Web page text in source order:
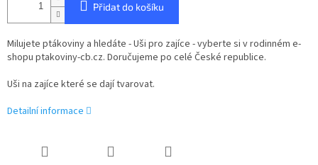
Přidat do košíku
Milujete ptákoviny a hledáte -Uši pro zajíce - vyberte si v rodinném e-
shopu ptakoviny-cb.cz. Doručujeme po celé České republice.
Uši na zajíce které se dají tvarovat.
Detailní informace